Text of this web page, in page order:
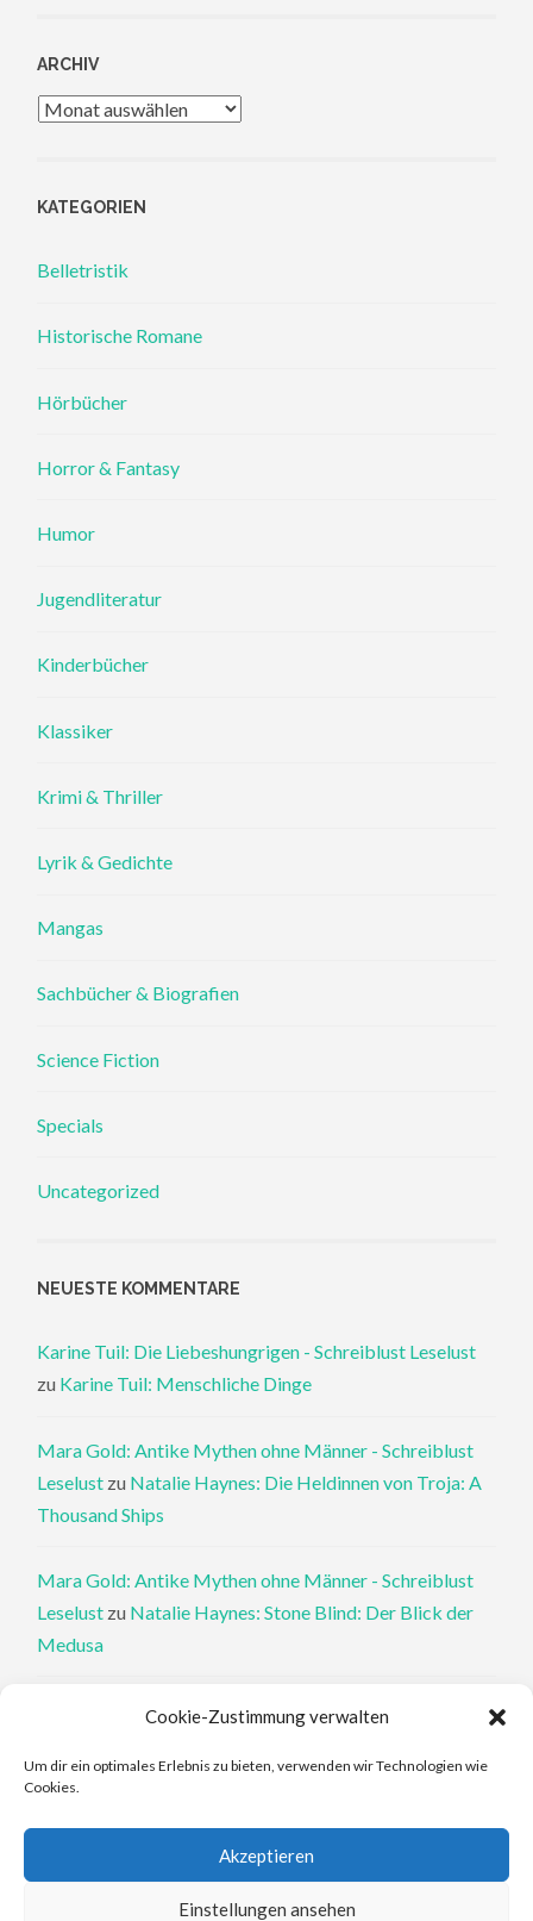
Cookie-Zustimmung verwalten
Um dir ein optimales Erlebnis zu bieten, verwenden wir Technologien wie
Cookies.
Akzeptieren
Einstellungen ansehen
ARCHIV
Archiv
KATEGORIEN
Belletristik
Historische Romane
Hörbücher
Horror & Fantasy
Humor
Jugendliteratur
Kinderbücher
Klassiker
Krimi & Thriller
Lyrik & Gedichte
Mangas
Sachbücher & Biografien
Science Fiction
Specials
Uncategorized
NEUESTE KOMMENTARE
Karine Tuil: Die Liebeshungrigen - Schreiblust Leselust
zu Karine Tuil: Menschliche Dinge
Mara Gold: Antike Mythen ohne Männer - Schreiblust
Leselust zu Natalie Haynes: Die Heldinnen von Troja: A
Thousand Ships
Mara Gold: Antike Mythen ohne Männer - Schreiblust
Leselust zu Natalie Haynes: Stone Blind: Der Blick der
Medusa
Philippa Perry: Die Therapeutin und ihre Mörder: Dr. Pat
Philippa Perry: Das Buch, von dem du dir wünschst, deine
Elena Ferrante: An den Rändern - Schreiblust Leselust
Elena Ferrante: Die Geschichte des verlorenen Kindes